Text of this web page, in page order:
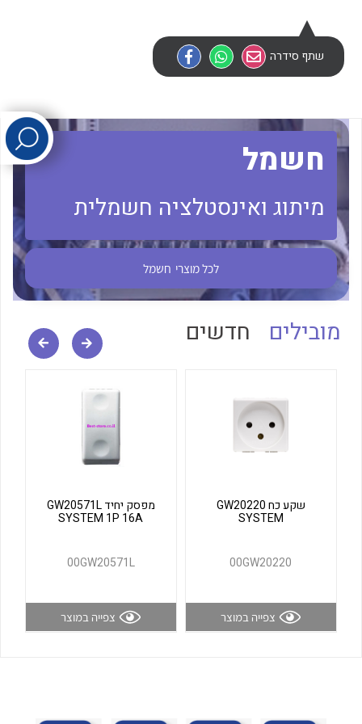
לכל מוצרי היצרן
לכל מוצרי היצרן לכל מוצרי היצרן
לכל מוצרי היצרן לכל מוצרי היצרן
שתף סידרה
חשמל
מיתוג ואינסטלציה חשמלית
לכל מוצרי חשמל
מובילים חדשים
שקע כח GW20220
SYSTEM
00GW20220
צפייה במוצר
מפסק יחיד GW20571L
SYSTEM 1P 16A
00GW20571L
צפייה במוצר